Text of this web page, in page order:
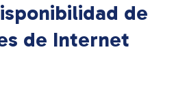
de
de Internet